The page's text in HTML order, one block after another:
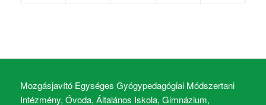
Mozgásjavító Egységes Gyógypedagógiai Módszertani
Intézmény, Óvoda, Általános Iskola, Gimnázium,